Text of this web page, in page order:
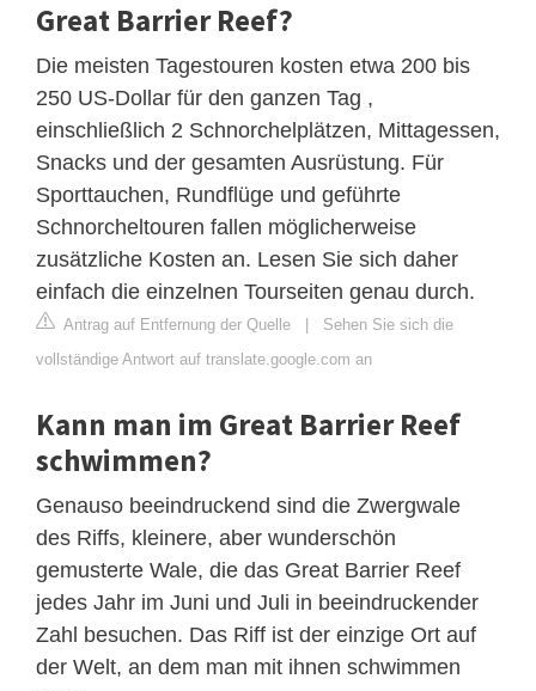
Great Barrier Reef?
Die meisten Tagestouren kosten etwa 200 bis
250 US-Dollar für den ganzen Tag ,
einschließlich 2 Schnorchelplätzen, Mittagessen,
Snacks und der gesamten Ausrüstung. Für
Sporttauchen, Rundflüge und geführte
Schnorcheltouren fallen möglicherweise
zusätzliche Kosten an. Lesen Sie sich daher
einfach die einzelnen Tourseiten genau durch.
Antrag auf Entfernung der Quelle | Sehen Sie sich die
vollständige Antwort auf translate.google.com an
Kann man im Great Barrier Reef
schwimmen?
Genauso beeindruckend sind die Zwergwale
des Riffs, kleinere, aber wunderschön
gemusterte Wale, die das Great Barrier Reef
jedes Jahr im Juni und Juli in beeindruckender
Zahl besuchen. Das Riff ist der einzige Ort auf
der Welt, an dem man mit ihnen schwimmen